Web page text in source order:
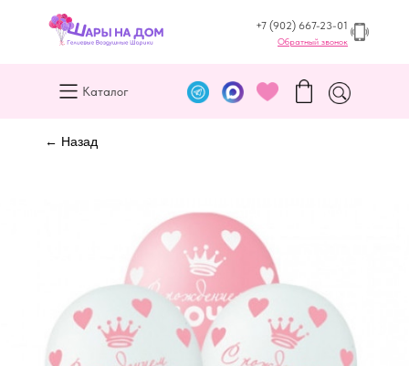
+7 (902) 667-23-01
Обратный звонок
Каталог
← Назад